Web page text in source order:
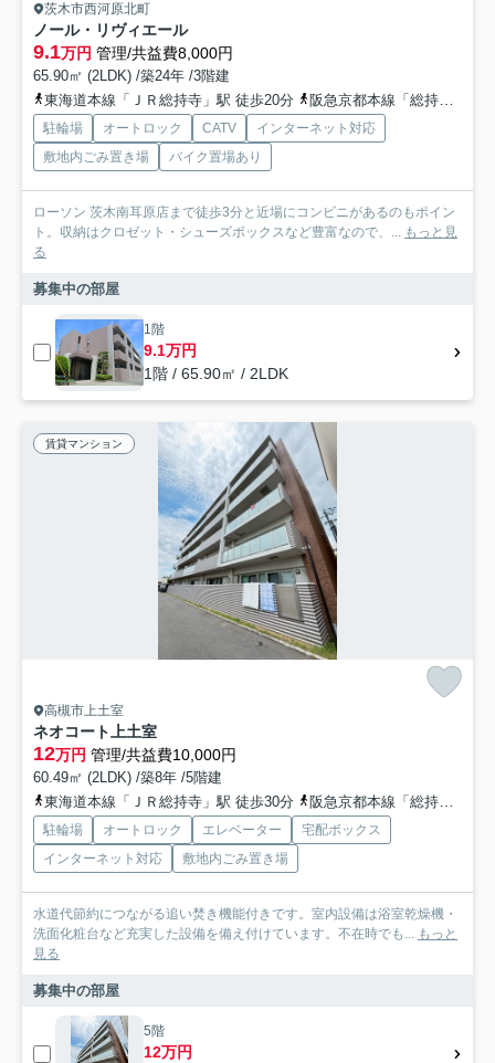
茨木市西河原北町
ノール・リヴィエール
9.1万円 管理/共益費8,000円
65.90㎡ (2LDK) /築24年 /3階建
東海道本線「ＪＲ総持寺」駅 徒歩20分
阪急京都本線「総持寺」駅 徒歩30分
駐輪場 オートロック CATV
インターネット対応
敷地内ごみ置き場
バイク置場あり
ローソン 茨木南耳原店まで徒歩3分と近場にコンビニがあるのもポイン
ト。収納はクロゼット・シューズボックスなど豊富なので、... もっと見
る
募集中の部屋
1階
9.1万円
1階 / 65.90㎡ / 2LDK
賃貸マンション
高槻市上土室
ネオコート上土室
12万円 管理/共益費10,000円
60.49㎡ (2LDK) /築8年 /5階建
東海道本線「ＪＲ総持寺」駅 徒歩30分
阪急京都本線「総持寺」駅 徒歩35分
駐輪場 オートロック エレベーター
宅配ボックス
インターネット対応
敷地内ごみ置き場
水道代節約につながる追い焚き機能付きです。室内設備は浴室乾燥機・
洗面化粧台など充実した設備を備え付けています。不在時でも... もっと
見る
募集中の部屋
5階
12万円